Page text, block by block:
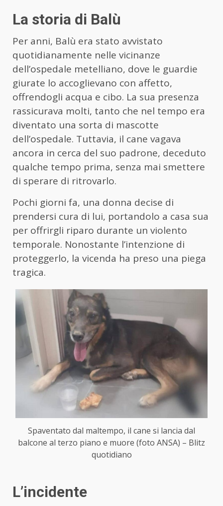
La storia di Balù
Per anni, Balù era stato avvistato
quotidianamente nelle vicinanze
dell’ospedale metelliano, dove le guardie
giurate lo accoglievano con affetto,
offrendogli acqua e cibo. La sua presenza
rassicurava molti, tanto che nel tempo era
diventato una sorta di mascotte
dell’ospedale. Tuttavia, il cane vagava
ancora in cerca del suo padrone, deceduto
qualche tempo prima, senza mai smettere
di sperare di ritrovarlo.
Pochi giorni fa, una donna decise di
prendersi cura di lui, portandolo a casa sua
per offrirgli riparo durante un violento
temporale. Nonostante l’intenzione di
proteggerlo, la vicenda ha preso una piega
tragica.
Spaventato dal maltempo, il cane si lancia dal
balcone al terzo piano e muore (foto ANSA) – Blitz
quotidiano
L’incidente